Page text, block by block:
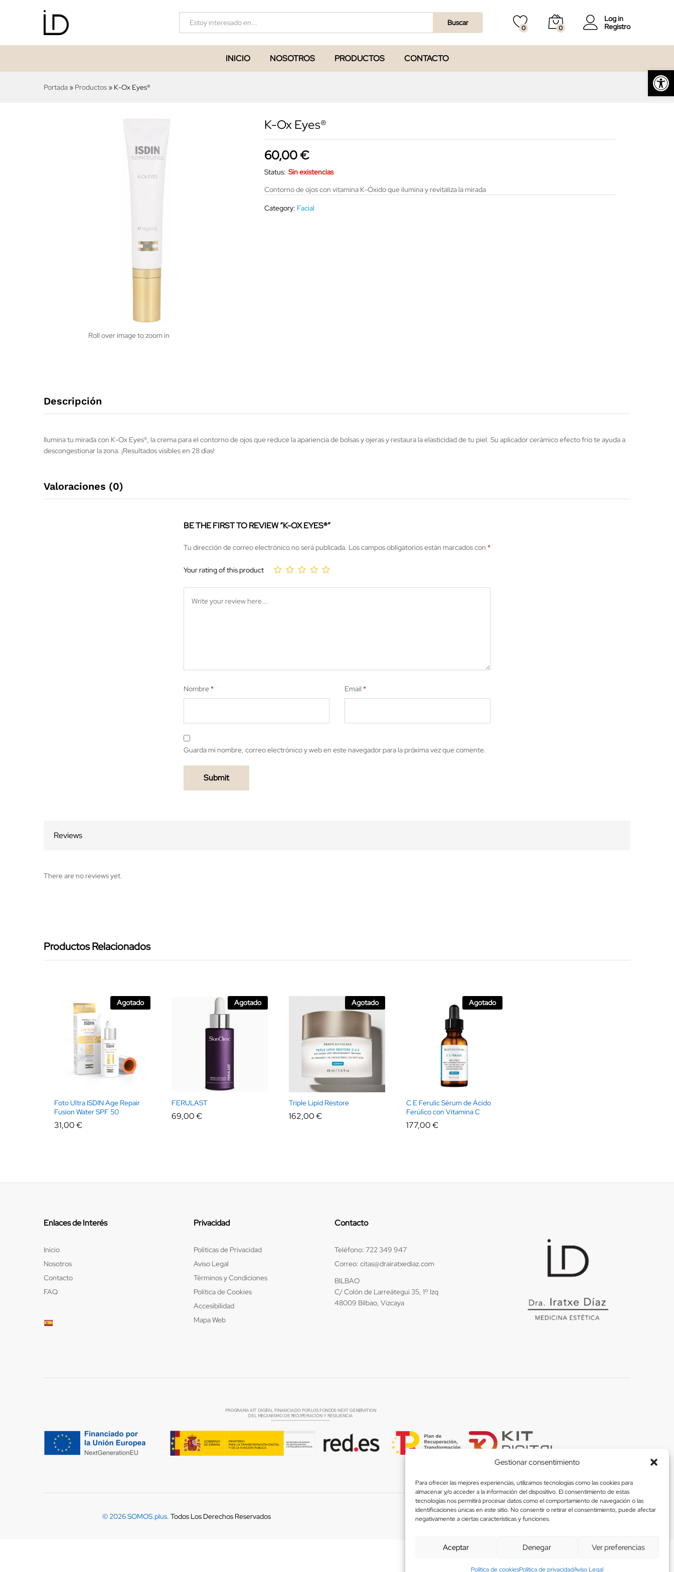
Abrir barra de herramientas
Gestionar consentimiento
Para ofrecer las mejores experiencias, utilizamos tecnologías como las cookies para
almacenar y/o acceder a la información del dispositivo. El consentimiento de estas
tecnologías nos permitirá procesar datos como el comportamiento de navegación o las
identificaciones únicas en este sitio. No consentir o retirar el consentimiento, puede afectar
negativamente a ciertas características y funciones.
Aceptar Denegar Ver preferencias
Política de cookiesPolítica de privacidadAviso Legal
Categorías Buscar
0 0
Log in
Registro
INICIO NOSOTROS PRODUCTOS CONTACTO
Portada » Productos » K-Ox Eyes®
Roll over image to zoom in
K-Ox Eyes®
60,00€
Status: Sin existencias
Contorno de ojos con vitamina K-Óxido que ilumina y revitaliza la mirada
Category: Facial
Descripción
Ilumina tu mirada con K-Ox Eyes®, la crema para el contorno de ojos que reduce la apariencia de bolsas y ojeras y restaura la elasticidad de tu piel. Su aplicador cerámico efecto frío te ayuda a
descongestionar la zona. ¡Resultados visibles en 28 días!
Valoraciones (0)
BE THE FIRST TO REVIEW “K-OX EYES®”
Tu dirección de correo electrónico no será publicada. Los campos obligatorios están marcados con *
Your rating of this product
Nombre * Email *
Guarda mi nombre, correo electrónico y web en este navegador para la próxima vez que comente.
Reviews
There are no reviews yet.
Productos Relacionados
Agotado
Foto Ultra ISDIN Age Repair
Fusion Water SPF 50
31,00€
Agotado
FERULAST
69,00€
Agotado
Triple Lipid Restore
162,00€
Agotado
C E Ferulic Sérum de Ácido
Ferúlico con Vitamina C
177,00€
Enlaces de Interés
Inicio
Nosotros
Contacto
FAQ
Privacidad
Políticas de Privacidad
Aviso Legal
Términos y Condiciones
Política de Cookies
Accesibilidad
Mapa Web
Contacto
Teléfono: 722 349 947
Correo: citas@drairatxediaz.com
BILBAO
C/ Colón de Larreátegui 35, 1º Izq
48009 Bilbao, Vizcaya
© 2026 SOMOS.plus. Todos Los Derechos Reservados Usamos Métodos De Pago Seguros
Valoraciones (0)